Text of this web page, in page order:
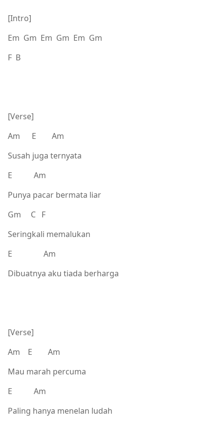
[Intro]
Em Gm Em Gm Em Gm
F B
[Verse]
Am E Am
Susah juga ternyata
E Am
Punya pacar bermata liar
Gm C F
Seringkali memalukan
E Am
Dibuatnya aku tiada berharga
[Verse]
Am E Am
Mau marah percuma
E Am
Paling hanya menelan ludah